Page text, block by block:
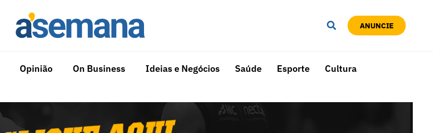
ANUNCIE
Opinião On Business Ideias e Negócios Saúde Esporte Cultura